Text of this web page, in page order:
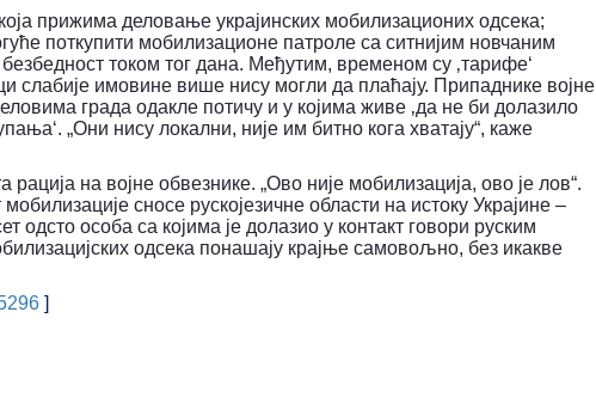
која прижима деловање украјинских мобилизационих одсека;
поткупити мобилизационе патроле са ситнијим новчаним
током тог дана. Међутим, временом су ‚тарифе‘
слабије имовине више нису могли да плаћају. Припаднике војне
града одакле потичу и у којима живе ‚да не би долазило
„Они нису локални, није им битно кога хватају“, каже
на војне обвезнике. „Ово није мобилизација, ово је лов“.
сносе рускојезичне области на истоку Украјине –
одсто особа са којима је долазио у контакт говори руским
одсека понашају крајње самовољно, без икакве
]